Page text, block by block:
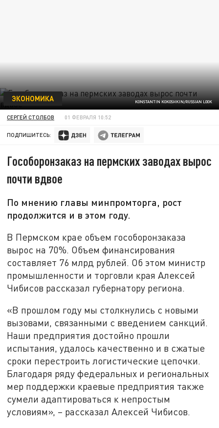
KONSTANTIN KOKOSHKIN/RUSSIAN LOOK
ЭКОНОМИКА
СЕРГЕЙ СТОЛБОВ 01 ФЕВРАЛЯ 10:52
ПОДПИШИТЕСЬ:
Гособоронзаказ на пермских заводах вырос
почти вдвое
По мнению главы минпромторга, рост
продолжится и в этом году.
В Пермском крае объем гособоронзаказа
вырос на 70%. Объем финансирования
составляет 76 млрд рублей. Об этом министр
промышленности и торговли края Алексей
Чибисов рассказал губернатору региона.
«В прошлом году мы столкнулись с новыми
вызовами, связанными с введением санкций.
Наши предприятия достойно прошли
испытания, удалось качественно и в сжатые
сроки перестроить логистические цепочки.
Благодаря ряду федеральных и региональных
мер поддержки краевые предприятия также
сумели адаптироваться к непростым
условиям», – рассказал Алексей Чибисов.